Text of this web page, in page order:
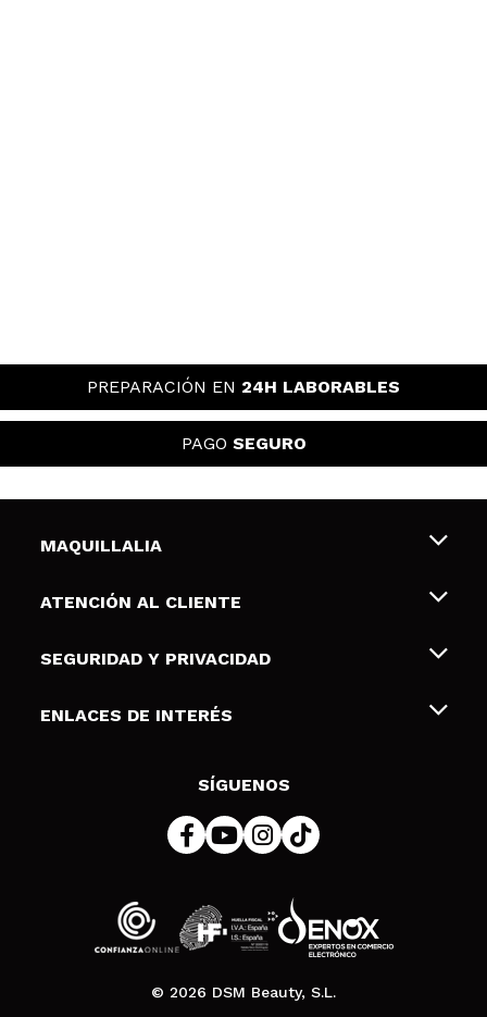
PREPARACIÓN EN 24H LABORABLES
PAGO SEGURO
MAQUILLALIA
Sobre nosotros
Tarjetas de Regalo
ATENCIÓN AL CLIENTE
Envíos y devoluciones
Formas de pago
SEGURIDAD Y PRIVACIDAD
Terminos y condiciones de uso
Política de cookies
ENLACES DE INTERÉS
SÍGUENOS
© 2026 DSM Beauty, S.L.